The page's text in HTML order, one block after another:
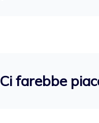
Ci farebbe